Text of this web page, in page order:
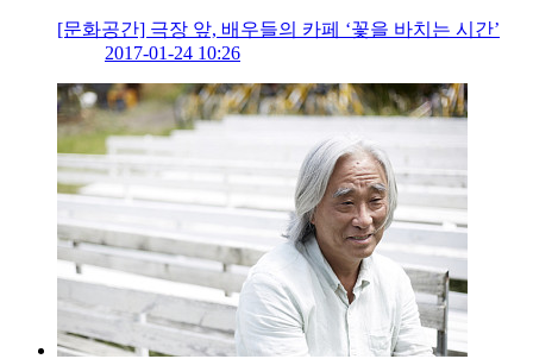
[문화공간] 극장 앞, 배우들의 카페 ‘꽃을 바치는 시간’
2017-01-24 10:26